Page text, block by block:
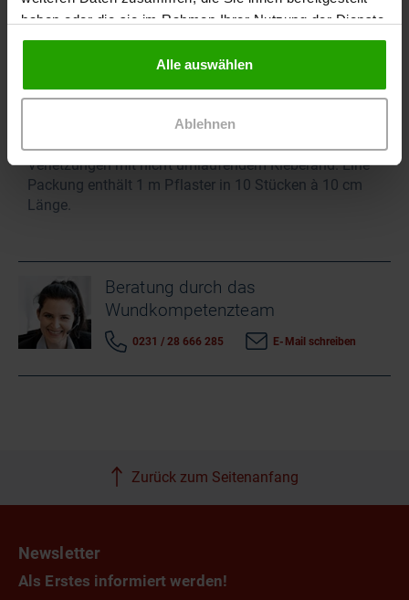
haben oder die sie im Rahmen Ihrer Nutzung der Dienste
gesammelt haben.
Alle auswählen
Ablehnen
DracoPlast classic ist ein atmungsaktives, elastisches
und wasserabweisendes Pflaster mit textiler
Oberfläche und saugfähigem Wundkissen zur
Behandlung von akuten Wunden, Schnittwunden und
Schürfwunden. Das Wundkissen verklebt nicht mit der
Zuschneidbares Pflaster zur Erstversorgung kleinerer
Verletzungen mit nicht umlaufendem Kleberand. Eine
Packung enthält 1 m Pflaster in 10 Stücken à 10 cm
Länge.
Beratung durch das
Wundkompetenzteam
0231 / 28 666 285 E-Mail schreiben
Zurück zum Seitenanfang
Newsletter
Als Erstes informiert werden!